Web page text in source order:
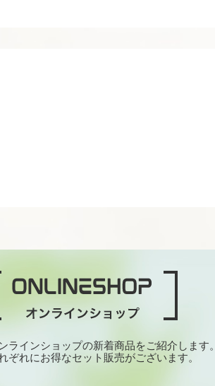
ラインショップの新着商品をご紹介します。
ぞれにお得なセット販売がございます。